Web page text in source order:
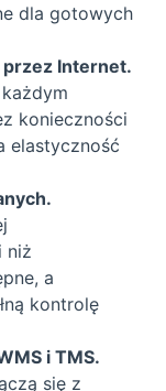
dla gotowych
Internet.
konieczności
elastyczność
niż
a
kontrolę
i TMS.
się z